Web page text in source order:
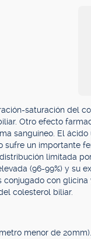
saturación del
Otro efecto
sanguíneo. El ácido
sufre un importante
limitada
(96-99%) y su
con glicina
colesterol biliar.
menor de